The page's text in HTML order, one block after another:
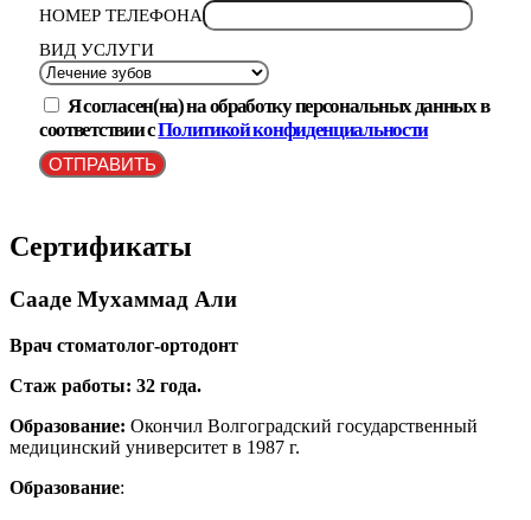
НОМЕР ТЕЛЕФОНА
ВИД УСЛУГИ
Я согласен(на) на обработку персональных данных в
соответствии сПолитикой конфиденциальности
ОТПРАВИТЬ
Сертификаты
Сааде Мухаммад Али
Врач стоматолог-ортодонт
Стаж работы: 32 года.
Образование: Окончил Волгоградский государственный
медицинский университет в 1987 г.
Образование: